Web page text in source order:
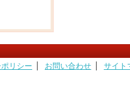
リシー お問い合わせ サイト